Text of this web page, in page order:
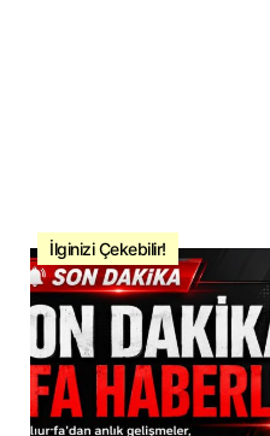
İlginizi Çekebilir!